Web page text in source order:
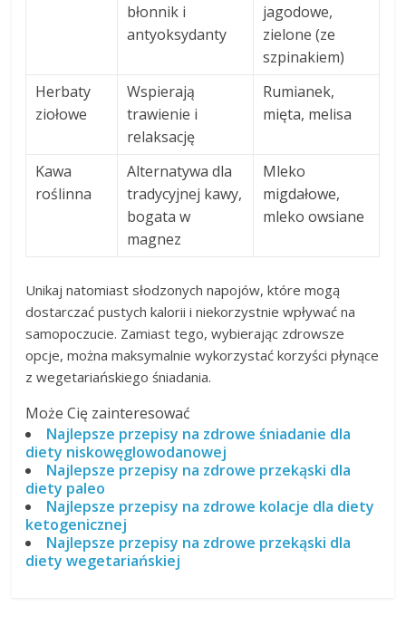
błonnik i
antyoksydanty
jagodowe,
zielone (ze
szpinakiem)
Herbaty
ziołowe
Wspierają
trawienie i
relaksację
Rumianek,
mięta, melisa
Kawa
roślinna
Alternatywa dla
tradycyjnej kawy,
bogata w
magnez
Mleko
migdałowe,
mleko owsiane
Unikaj natomiast słodzonych napojów, które mogą
dostarczać pustych kalorii i niekorzystnie wpływać na
samopoczucie. Zamiast tego, wybierając zdrowsze
opcje, można maksymalnie wykorzystać korzyści płynące
z wegetariańskiego śniadania.
Może Cię zainteresować
Najlepsze przepisy na zdrowe śniadanie dla
diety niskowęglowodanowej
Najlepsze przepisy na zdrowe przekąski dla
diety paleo
Najlepsze przepisy na zdrowe kolacje dla diety
ketogenicznej
Najlepsze przepisy na zdrowe przekąski dla
diety wegetariańskiej